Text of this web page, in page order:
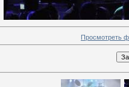
Просмотреть